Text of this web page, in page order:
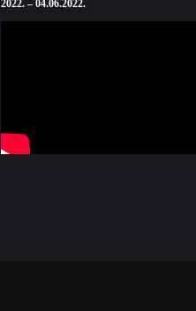
2022. – 04.06.2022.